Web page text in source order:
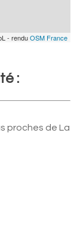
- renduOSM France
:
proches de La